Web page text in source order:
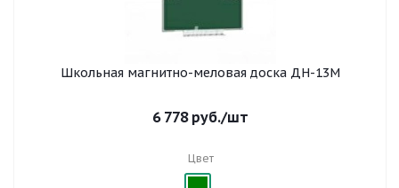
Школьная магнитно-меловая доска ДН-13М
6 778руб./шт
Цвет